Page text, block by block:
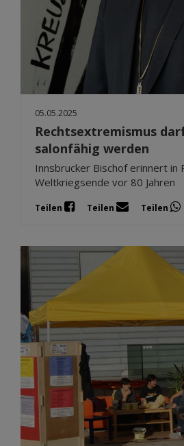
05.05.2025
Rechtsextremismus
salonfähig werden
Innsbrucker Bischof erinnert in
Weltkriegsende vor 80 Jahren
Teilen Teilen Teilen